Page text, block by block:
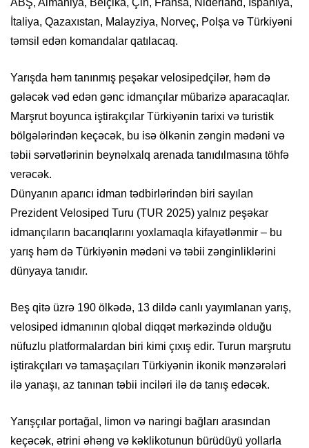
ABŞ, Almaniya, Belçika, Çin, Fransa, Niderland, İspaniya,
İtaliya, Qazaxıstan, Malayziya, Norveç, Polşa və Türkiyəni
təmsil edən komandalar qatılacaq.
Yarışda həm tanınmış peşəkar velosipedçilər, həm də
gələcək vəd edən gənc idmançılar mübarizə aparacaqlar.
Marşrut boyunca iştirakçılar Türkiyənin tarixi və turistik
bölgələrindən keçəcək, bu isə ölkənin zəngin mədəni və
təbii sərvətlərinin beynəlxalq arenada tanıdılmasına töhfə
verəcək.
Dünyanın aparıcı idman tədbirlərindən biri sayılan
Prezident Velosiped Turu (TUR 2025) yalnız peşəkar
idmançıların bacarıqlarını yoxlamaqla kifayətlənmir – bu
yarış həm də Türkiyənin mədəni və təbii zənginliklərini
dünyaya tanıdır.
Beş qitə üzrə 190 ölkədə, 13 dildə canlı yayımlanan yarış,
velosiped idmanının qlobal diqqət mərkəzində olduğu
nüfuzlu platformalardan biri kimi çıxış edir. Turun marşrutu
iştirakçıları və tamaşaçıları Türkiyənin ikonik mənzərələri
ilə yanaşı, az tanınan təbii inciləri ilə də tanış edəcək.
Yarışçılar portağal, limon və naringi bağları arasından
keçəcək, ətrini əhəng və kəklikotunun bürüdüyü yollarla